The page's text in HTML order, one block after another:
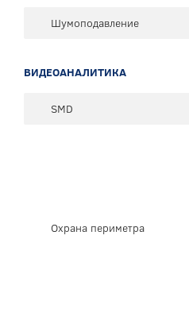
Шумоподавление
ВИДЕОАНАЛИТИКА
SMD
Охрана периметра